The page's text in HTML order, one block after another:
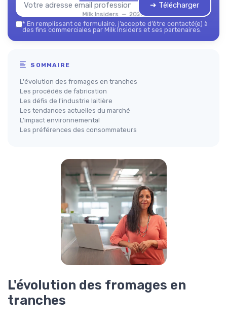
Milk Insiders — 2026
➔ Télécharger
* En remplissant ce formulaire, j’accepte d’être contacté(e) à
des fins commerciales par Milk Insiders et ses partenaires.
SOMMAIRE
L'évolution des fromages en tranches
Les procédés de fabrication
Les défis de l'industrie laitière
Les tendances actuelles du marché
L'impact environnemental
Les préférences des consommateurs
L'évolution des fromages en
tranches